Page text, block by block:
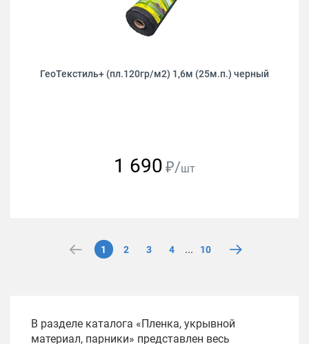
ГеоТекстиль+ (пл.120гр/м2) 1,6м (25м.п.) черный
1 690 ₽/шт
1 2 3 4 ... 10
В разделе каталога «Пленка, укрывной
материал, парники» представлен весь